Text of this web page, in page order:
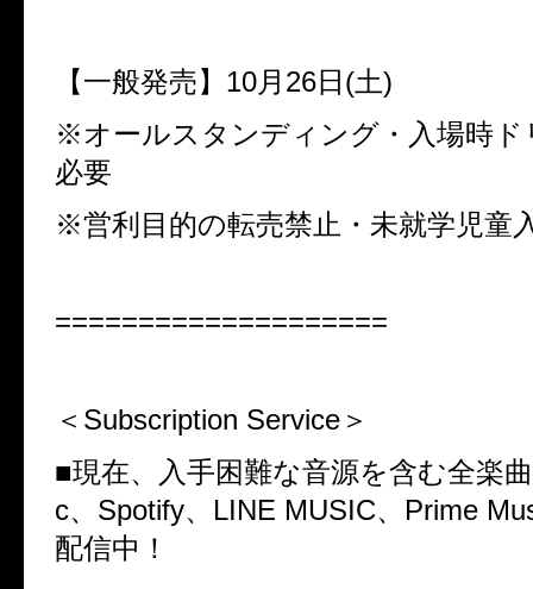
【一般発売】 10月 26日 (土)
※オールスタンディング・入場時ド
必要
※営利目的の転売禁止・未就学児童
====================
＜ Subscription Service ＞
■現在、入手困難な音源を含む全楽
c、 Spotify、 LINE MUSIC、 Prime
配信中！